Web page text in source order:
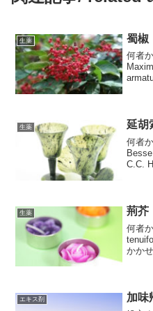
生薬 蜀椒
何者
生薬 延胡
何者
C.C.
生薬 荊芥
何者
かか
エキス剤 加味